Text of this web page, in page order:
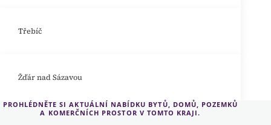
Třebíč
Žďár nad Sázavou
PROHLÉDNĚTE SI AKTUÁLNÍ NABÍDKU BYTŮ, DOMŮ, POZEMKŮ
A KOMERČNÍCH PROSTOR V TOMTO KRAJI.